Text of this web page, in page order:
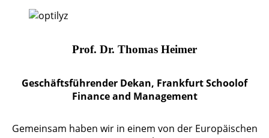
Prof. Dr. Thomas Heimer
Geschäftsführender Dekan, Frankfurt Schoolof
Finance and Management
Gemeinsam haben wir in einem von der Europäischen